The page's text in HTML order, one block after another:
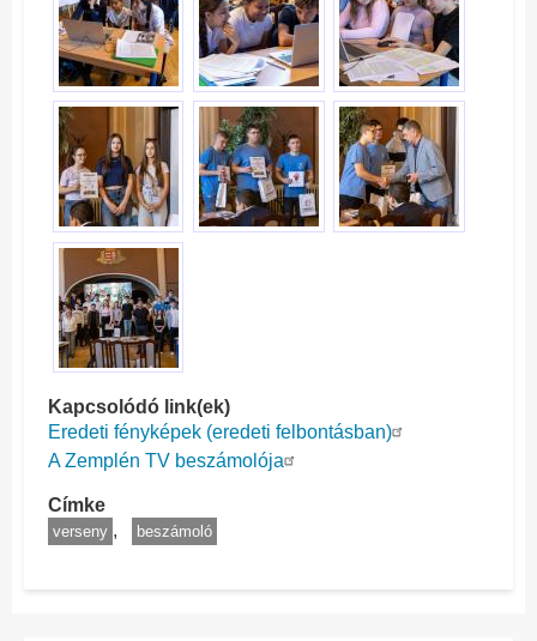
Kapcsolódó link(ek)
Eredeti fényképek (eredeti felbontásban)
A Zemplén TV beszámolója
Címke
verseny beszámoló